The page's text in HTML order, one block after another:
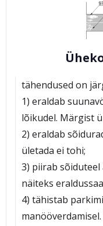
tähendused on
1) eraldab
lõikudel. Märgist
2) eraldab
ületada ei tohi;
3) piirab sõiduteel
näiteks
4) tähistab